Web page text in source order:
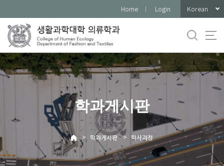
로
메
뉴
Home Login Korean
학과게시판
> 학과게시판 > 학사과정